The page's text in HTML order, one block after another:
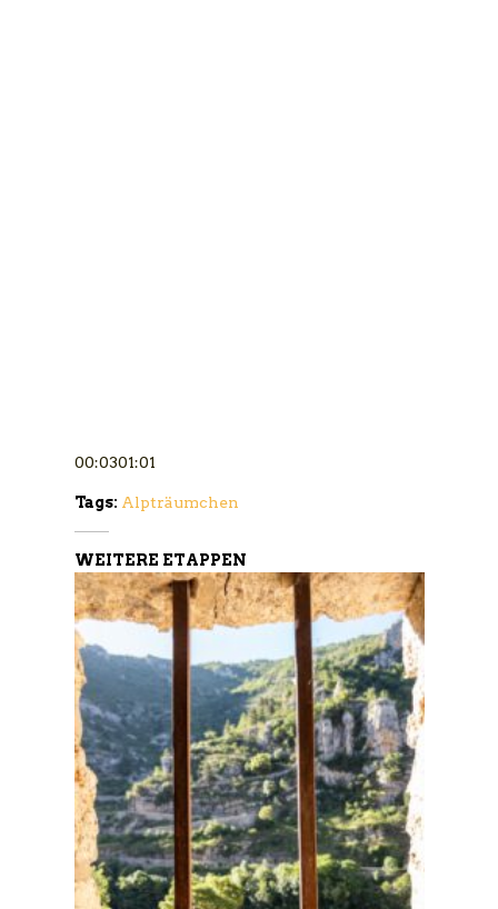
00:0301:01
Tags: Alpträumchen
WEITERE ETAPPEN